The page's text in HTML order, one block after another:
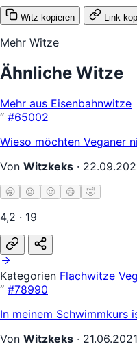
Witz kopieren Link
Mehr Witze
Ähnliche Witze
Mehr aus Eisenbahnwitze
“ #65002
Wieso möchten Veganer
Von Witzkeks ·
🥱 😐 🙂 😄 🤣
4,2 · 19
Kategorien Flachwitze
“ #78990
In meinem Schwimmkurs
Von Witzkeks · 21.06.2021